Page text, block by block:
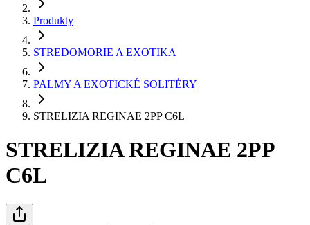
Produkty
STREDOMORIE A EXOTIKA
PALMY A EXOTICKÉ SOLITÉRY
STRELIZIA REGINAE 2PP C6L
STRELIZIA REGINAE 2PP
C6L